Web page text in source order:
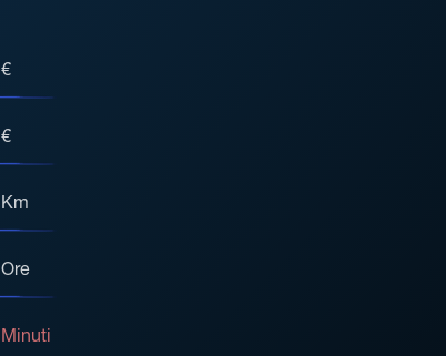
€
€
Km
Ore
Minuti